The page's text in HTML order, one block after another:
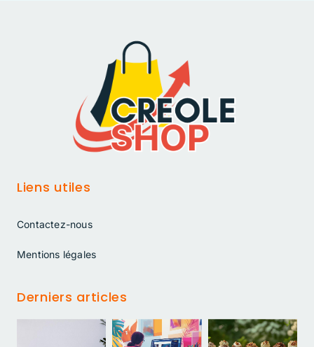
Liens utiles
Contactez-nous
Mentions légales
Derniers articles